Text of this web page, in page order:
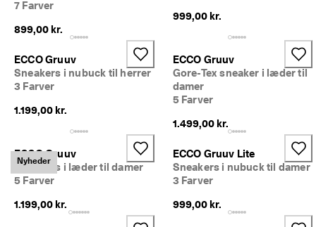
7 Farver
899,00 kr.
999,00 kr.
ECCO Gruuv
Sneakers i nubuck til herrer
3 Farver
1.199,00 kr.
ECCO Gruuv
Gore-Tex sneaker i læder til
damer
5 Farver
1.499,00 kr.
Nyheder
ECCO Gruuv
Sneakers i læder til damer
5 Farver
1.199,00 kr.
ECCO Gruuv Lite
Sneakers i nubuck til damer
3 Farver
999,00 kr.